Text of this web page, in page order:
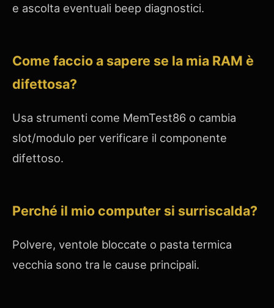
e ascolta eventuali beep diagnostici.
Come faccio a sapere se la mia RAM è
difettosa?
Usa strumenti come MemTest86 o cambia
slot/modulo per verificare il componente
difettoso.
Perché il mio computer si surriscalda?
Polvere, ventole bloccate o pasta termica
vecchia sono tra le cause principali.